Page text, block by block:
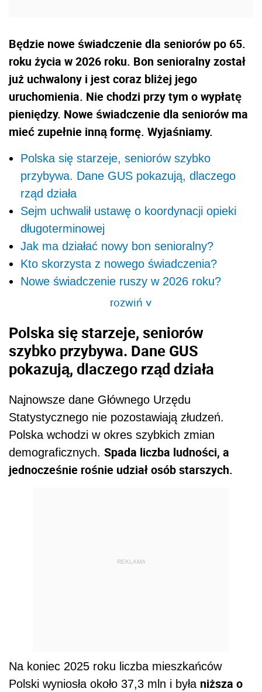
Będzie nowe świadczenie dla seniorów po 65.
roku życia w 2026 roku. Bon senioralny został
już uchwalony i jest coraz bliżej jego
uruchomienia. Nie chodzi przy tym o wypłatę
pieniędzy. Nowe świadczenie dla seniorów ma
mieć zupełnie inną formę. Wyjaśniamy.
Polska się starzeje, seniorów szybko
przybywa. Dane GUS pokazują, dlaczego
rząd działa
Sejm uchwalił ustawę o koordynacji opieki
długoterminowej
Jak ma działać nowy bon senioralny?
Kto skorzysta z nowego świadczenia?
Nowe świadczenie ruszy w 2026 roku?
rozwiń>
Polska się starzeje, seniorów
szybko przybywa. Dane GUS
pokazują, dlaczego rząd działa
Najnowsze dane Głównego Urzędu
Statystycznego nie pozostawiają złudzeń.
Polska wchodzi w okres szybkich zmian
demograficznych. Spada liczba ludności, a
jednocześnie rośnie udział osób starszych.
REKLAMA
Na koniec 2025 roku liczba mieszkańców
Polski wyniosła około 37,3 mln i była niższa o